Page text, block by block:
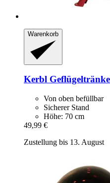
Warenkorb
Kerbl
Von oben befüllbar
Sicherer Stand
Höhe: 70 cm
49,99 €
Zustellung bis 13. August